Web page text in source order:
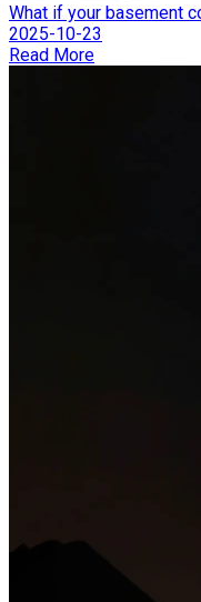
What if your basement
2025-10-23
Read More